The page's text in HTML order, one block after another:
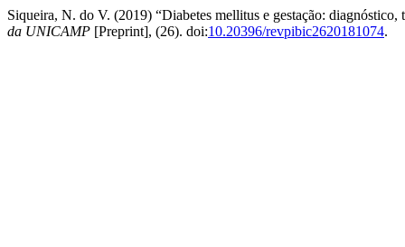
Siqueira, N. do V. (2019) “Diabetes mellitus e gestação:
da UNICAMP [Preprint], (26). doi:10.20396/revpibic2620181074.